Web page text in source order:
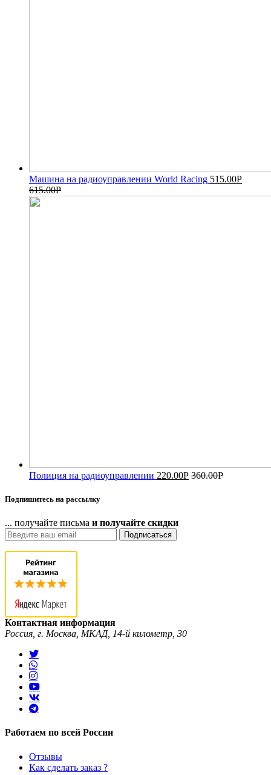
Машина на радиоуправлении World Racing 515.00Р
615.00Р
Полиция на радиоуправлении 220.00Р 360.00Р
Подпишитесь на рассылку
... получайте письма и получайте скидки
Подписаться
Контактная информация
Россия, г. Москва, МКАД, 14-й километр, 30
Работаем по всей России
Отзывы
Как сделать заказ ?